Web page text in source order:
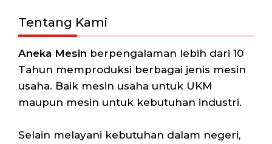
Tentang Kami
Aneka Mesin berpengalaman lebih dari 10
Tahun memproduksi berbagai jenis mesin
usaha. Baik mesin usaha untuk UKM
maupun mesin untuk kebutuhan industri.
Selain melayani kebutuhan dalam negeri,